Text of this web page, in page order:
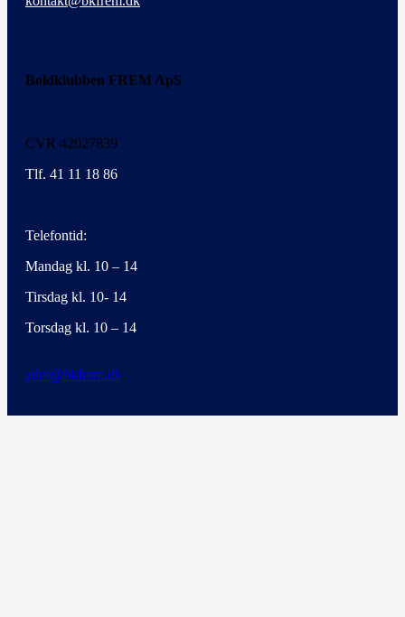
Boldklubben FREM ApS
CVR 42027839
Tlf. 41 11 18 86
Telefontid:
Mandag kl. 10 – 14
Tirsdag kl. 10- 14
Torsdag kl. 10 – 14
adm@bkfrem.dk